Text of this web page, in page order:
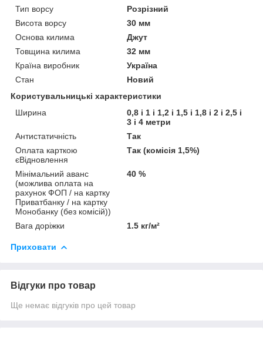
Тип ворсу
Розрізний
Висота ворсу
30 мм
Основа килима
Джут
Товщина килима
32 мм
Країна виробник
Україна
Стан
Новий
Користувальницькі характеристики
Ширина
0,8 і 1 і 1,2 і 1,5 і 1,8 і 2 і 2,5 і
3 і 4 метри
Антистатичність
Так
Оплата карткою
єВідновлення
Так (комісія 1,5%)
Мінімальний аванс
(можлива оплата на
рахунок ФОП / на картку
Приватбанку / на картку
Монобанку (без комісій))
40 %
Вага доріжки 1.5 кг/м²
Приховати
Відгуки про товар
Ще немає відгуків про цей товар